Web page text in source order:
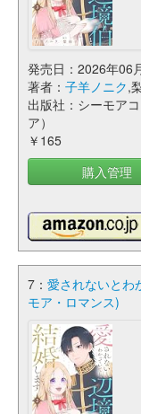
発売日：2026年06
著者： 子羊ノニク,
出版社：シーモア
ア）
￥165
購入管理
7： 愛されないとわ
モア・ロマンス)